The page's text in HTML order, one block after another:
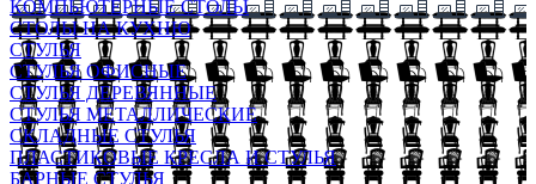
КОМПЬЮТЕРНЫЕ СТОЛЫ
СТОЛЫ НА КУХНЮ
СТУЛЬЯ
СТУЛЬЯ ОФИСНЫЕ
СТУЛЬЯ ДЕРЕВЯННЫЕ
СТУЛЬЯ МЕТАЛЛИЧЕСКИЕ
СКЛАДНЫЕ СТУЛЬЯ
ПЛАСТИКОВЫЕ КРЕСЛА И СТУЛЬЯ
БАРНЫЕ СТУЛЬЯ